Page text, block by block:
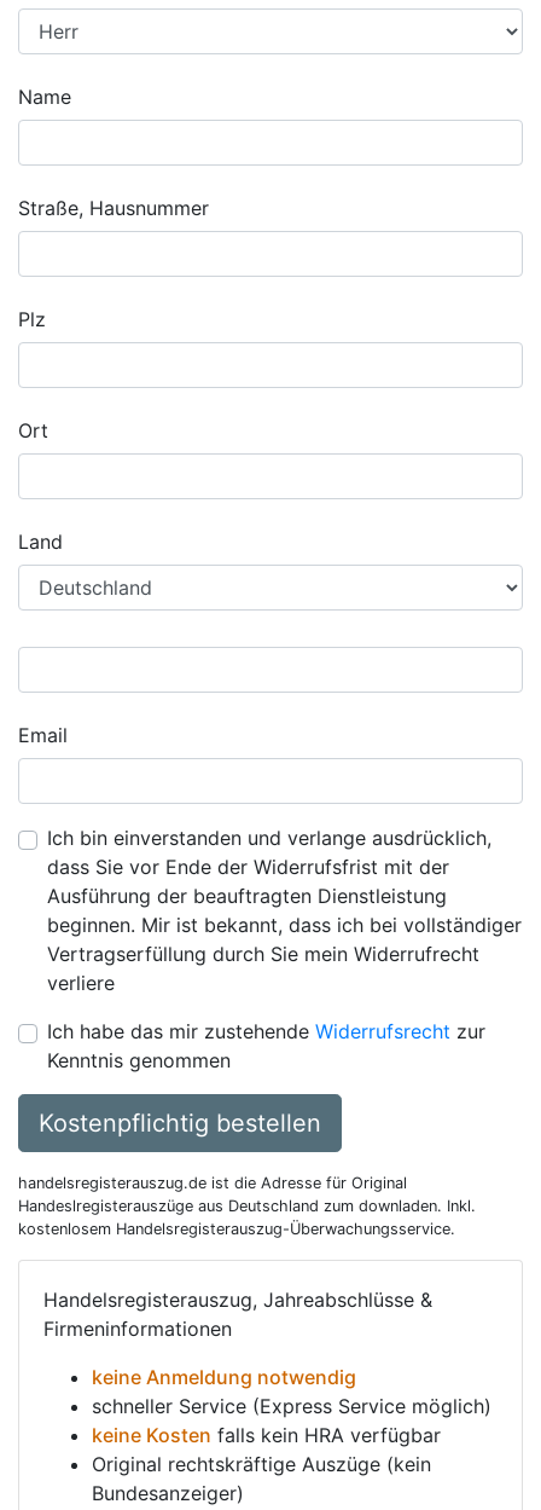
Name
Straße, Hausnummer
Plz
Ort
Land
Email
Ich bin einverstanden und verlange ausdrücklich,
dass Sie vor Ende der Widerrufsfrist mit der
Ausführung der beauftragten Dienstleistung
beginnen. Mir ist bekannt, dass ich bei vollständiger
Vertragserfüllung durch Sie mein Widerrufrecht
verliere
Ich habe das mir zustehende Widerrufsrecht zur
Kenntnis genommen
Kostenpflichtig bestellen
handelsregisterauszug.de ist die Adresse für Original
Handeslregisterauszüge aus Deutschland zum downladen. Inkl.
kostenlosem Handelsregisterauszug-Überwachungsservice.
Handelsregisterauszug, Jahreabschlüsse &
Firmeninformationen
keine Anmeldung notwendig
schneller Service (Express Service möglich)
keine Kosten falls kein HRA verfügbar
Original rechtskräftige Auszüge (kein
Bundesanzeiger)